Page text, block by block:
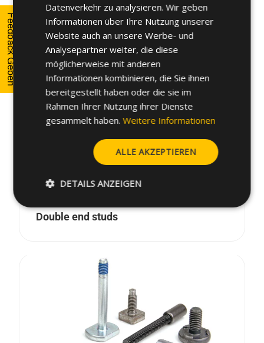
POWERLOK®
Double end studs
Feedback Geben GERMAN
Datenverkehr zu analysieren. Wir geben
Informationen über Ihre Nutzung unserer
Website auch an unsere Werbe- und
Analysepartner weiter, die diese
möglicherweise mit anderen
Informationen kombinieren, die Sie ihnen
bereitgestellt haben oder die sie im
Rahmen Ihrer Nutzung ihrer Dienste
gesammelt haben. Weitere Informationen
ALLE AKZEPTIEREN
DETAILS ANZEIGEN